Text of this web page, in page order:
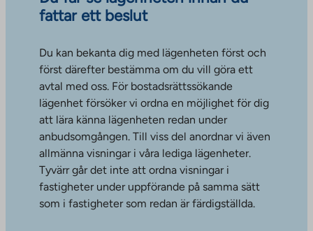
fattar ett beslut
Du kan bekanta dig med lägenheten först och
först därefter bestämma om du vill göra ett
avtal med oss. För bostadsrättssökande
lägenhet försöker vi ordna en möjlighet för dig
att lära känna lägenheten redan under
anbudsomgången. Till viss del anordnar vi även
allmänna visningar i våra lediga lägenheter.
Tyvärr går det inte att ordna visningar i
fastigheter under uppförande på samma sätt
som i fastigheter som redan är färdigställda.